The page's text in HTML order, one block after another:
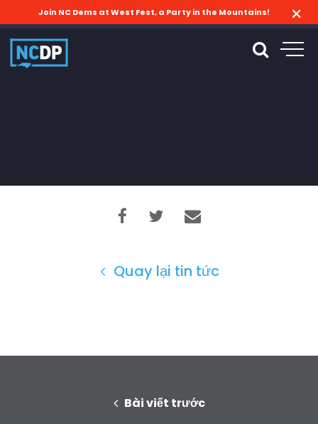
Join NC Dems at West Fest, a Party in the Mountains!
Quay lại tin tức
Bài viết trước